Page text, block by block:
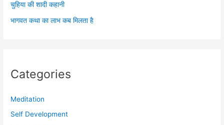
चुहिया की शादी कहानी
भागवत कथा का लाभ कब मिलता है
Categories
Meditation
Self Development